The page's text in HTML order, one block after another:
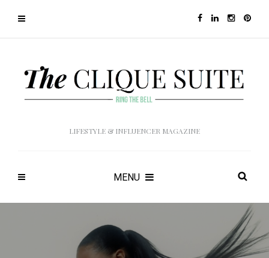
LIFESTYLE & INFLUENCER MAGAZINE
MENU